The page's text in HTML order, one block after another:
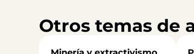
Otros temas de